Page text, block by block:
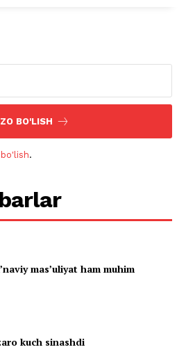
BO'LISH
.
mas’uliyat ham muhim
kuch sinashdi